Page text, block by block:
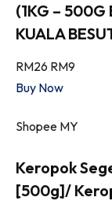
(1KG – 500G
KUALA
RM26 RM9
Buy Now
Shopee MY
Keropok
[500g]/